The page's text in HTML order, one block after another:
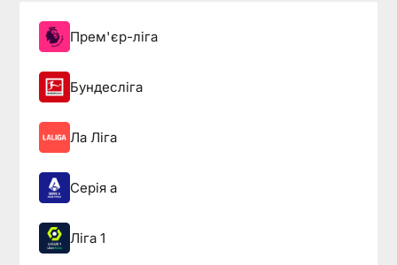
Прем'єр-ліга
Бундесліга
Ла Ліга
Серія а
Ліга 1